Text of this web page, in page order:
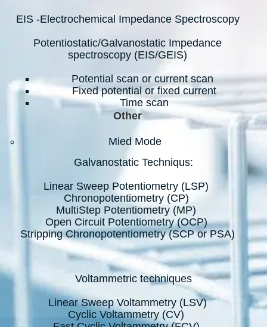
EIS -Electrochemical Impedance Spectroscopy
Potentiostatic/Galvanostatic Impedance
spectroscopy (EIS/GEIS)
Potential scan or current scan
Fixed potential or fixed current
Time scan
Other
Mied Mode
Galvanostatic Techniqus:
Linear Sweep Potentiometry (LSP)
Chronopotentiometry (CP)
MultiStep Potentiometry (MP)
Open Circuit Potentiometry (OCP)
Stripping Chronopotentiometry (SCP or PSA)
Voltammetric techniques
Linear Sweep Voltammetry (LSV)
Cyclic Voltammetry (CV)